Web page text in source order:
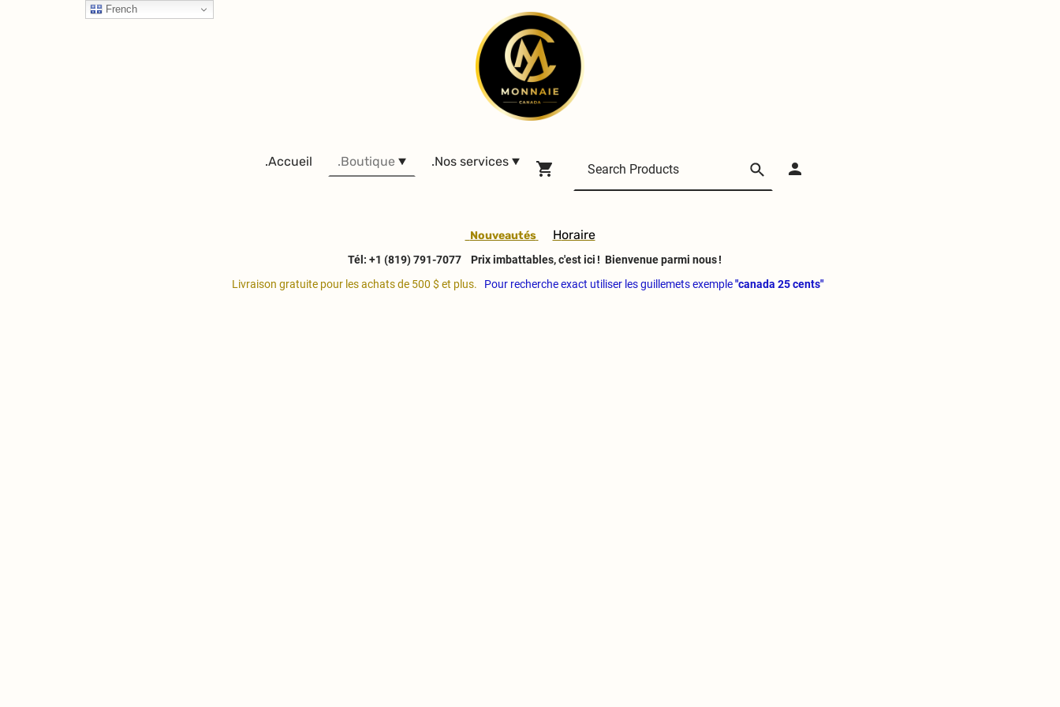
.Accueil .Boutique .Nos services
Nouveautés Horaire
Tél: +1 (819) 791-7077
Prix imbattables, c'est ici ! Bienvenue parmi nous !
Livraison gratuite pour les achats de 500 $ et plus.
Pour recherche exact utiliser les guillemets exemple"canada 25 cents"
French